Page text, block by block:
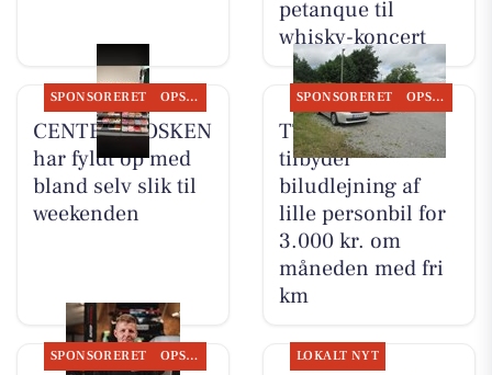
petanque til
whisky-koncert
SPONSORERET OPSLAGSTAVLEN
CENTER KIOSKEN
har fyldt op med
bland selv slik til
weekenden
SPONSORERET OPSLAGSTAVLEN
TT CARS ApS
tilbyder
biludlejning af
lille personbil for
3.000 kr. om
måneden med fri
km
SPONSORERET OPSLAGSTAVLEN LOKALT NYT